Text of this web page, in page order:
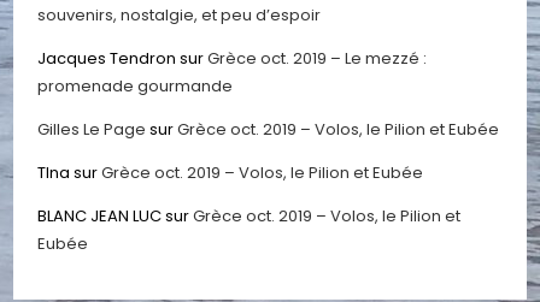
souvenirs, nostalgie, et peu d’espoir
Jacques Tendron surGrèce oct. 2019 – Le mezzé :
promenade gourmande
Gilles Le Page surGrèce oct. 2019 – Volos, le Pilion et Eubée
TIna surGrèce oct. 2019 – Volos, le Pilion et Eubée
BLANC JEAN LUCsurGrèce oct. 2019 – Volos, le Pilion et
Eubée